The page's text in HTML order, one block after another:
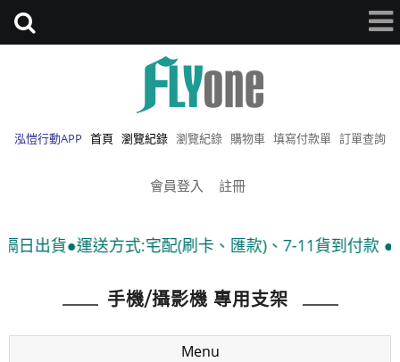
泓愷行動APP 首頁 瀏覽紀錄 瀏覽紀錄 購物車 填寫付款單 訂單查詢
會員登入 註冊
方式:宅配(刷卡、匯款)、7-11貨到付款 ●隨貨附發票
手機/攝影機 專用支架
Menu